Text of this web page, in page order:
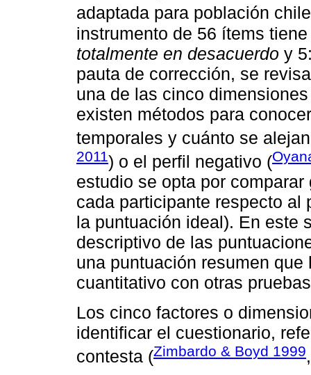
adaptada para población
instrumento de 56 ítems
totalmente en desacuerdo y
pauta de corrección, se
una de las cinco
existen métodos para
temporales y cuánto se
2011) o el perfil negativo (
estudio se opta por
cada participante respecto al
la puntuación ideal). En este
descriptivo de las
una puntuación resumen
cuantitativo con otras
Los cinco factores o
identificar el cuestionario,
contesta (Zimbardo & Boyd 1999